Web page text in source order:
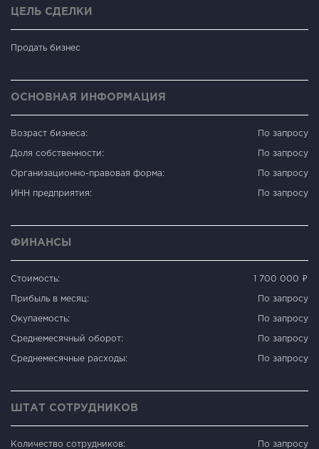
ЦЕЛЬ СДЕЛКИ
Продать бизнес
ОСНОВНАЯ ИНФОРМАЦИЯ
Возраст бизнеса: По запросу
Доля собственности: По запросу
Организационно-правовая форма: По запросу
ИНН предприятия: По запросу
ФИНАНСЫ
Стоимость: 1 700 000 ₽
Прибыль в месяц: По запросу
Окупаемость: По запросу
Среднемесячный оборот: По запросу
Среднемесячные расходы: По запросу
ШТАТ СОТРУДНИКОВ
Количество сотрудников: По запросу